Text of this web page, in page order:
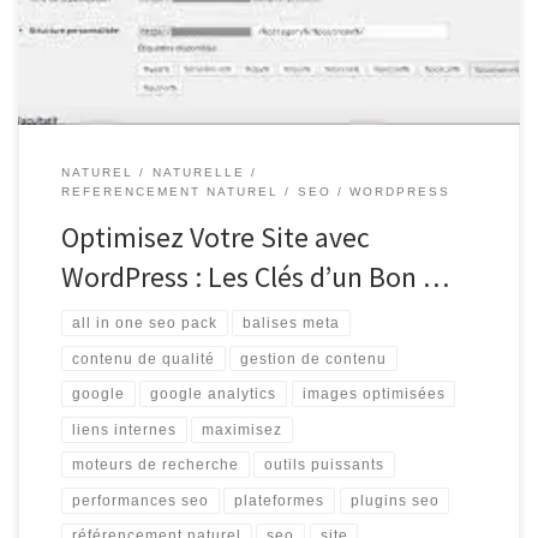
crucial pour améliorer la visibilité de votre site web sur […]
NATUREL
NATURELLE
REFERENCEMENT NATUREL
SEO WORDPRESS
Optimisez Votre Site avec
WordPress : Les Clés d’un Bon …
all in one seo pack balises meta
contenu de qualité gestion de contenu
google google analytics images optimisées
liens internes maximisez
moteurs de recherche outils puissants
performances seo plateformes plugins seo